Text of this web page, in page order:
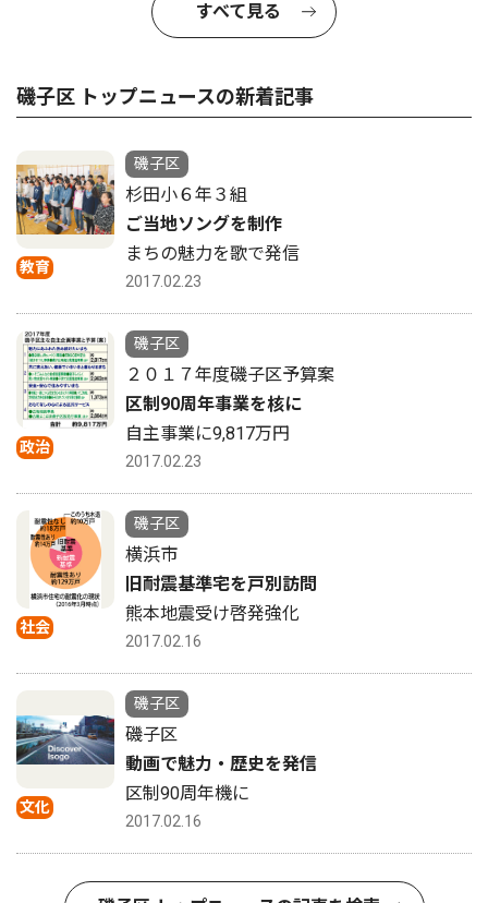
すべて見る
磯子区 トップニュースの新着記事
教育
磯子区
杉田小６年３組
ご当地ソングを制作
まちの魅力を歌で発信
2017.02.23
政治
磯子区
２０１７年度磯子区予算案
区制90周年事業を核に
自主事業に9,817万円
2017.02.23
社会
磯子区
横浜市
旧耐震基準宅を戸別訪問
熊本地震受け啓発強化
2017.02.16
文化
磯子区
磯子区
動画で魅力・歴史を発信
区制90周年機に
2017.02.16